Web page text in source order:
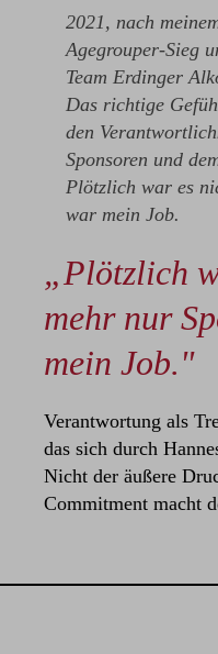
2021, nach
Agegrouper-Sieg
Team Erdinger
Das richtige
den
Sponsoren und
Plötzlich war es
war mein Job.
„Plötzlich
mehr nur
mein Job."
Verantwortung als
das sich durch
Nicht der äußere
Commitment macht